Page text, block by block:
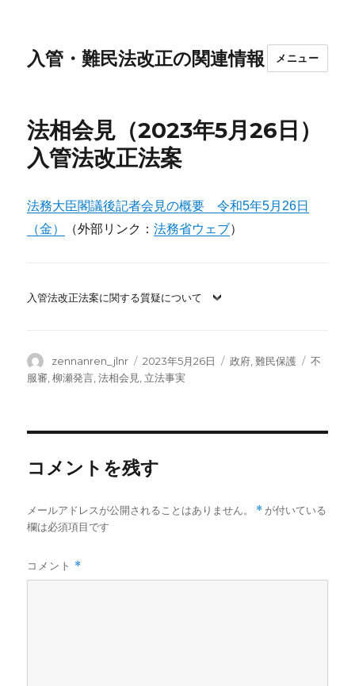
入管・難民法改正の関連情報 メニュー
法相会見（2023年5月26日）
入管法改正法案
法務大臣閣議後記者会見の概要 令和5年5月26日
（金）
（外部リンク：法務省ウェブ）
入管法改正法案に関する質疑について
投
稿
zennanren_jlnr
投
稿
2023年5月26日
カ
政府 ,難民保護
タ
不
服審 ,柳瀬発言 ,法相会見 立法事実
コメントを残す
メールアドレスが公開されることはありません。 * が付いている
欄は必須項目です
コメント *